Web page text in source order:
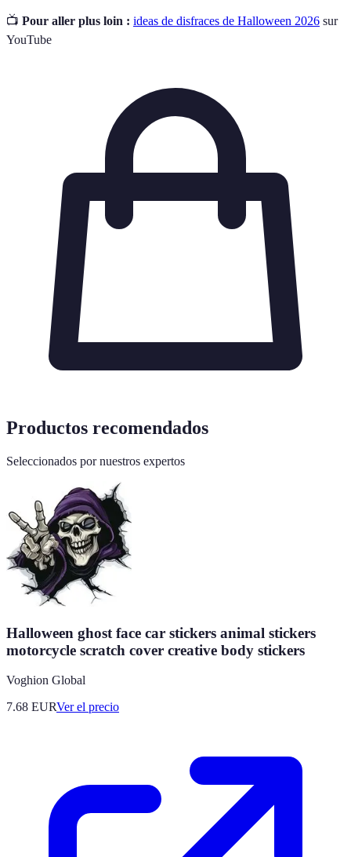
📺 Pour aller plus loin : ideas de disfraces de Halloween 2026 sur
YouTube
Productos recomendados
Seleccionados por nuestros expertos
Halloween ghost face car stickers animal stickers
motorcycle scratch cover creative body stickers
Voghion Global
7.68 EURVer el precio